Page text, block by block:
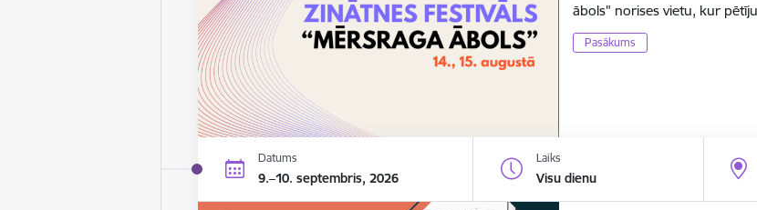
ābols" norises vietu, kur
Pasākums
Datums
9.–10. septembris, 2026
Laiks
Visu dienu